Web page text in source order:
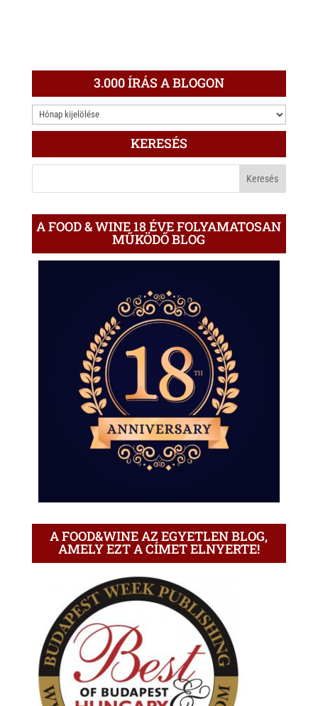
3.000 ÍRÁS A BLOGON
3.000
ÍRÁS
KERESÉS
A FOOD & WINE 18 ÉVE FOLYAMATOSAN
MŰKÖDŐ BLOG
A FOOD&WINE AZ EGYETLEN BLOG,
AMELY EZT A CÍMET ELNYERTE!